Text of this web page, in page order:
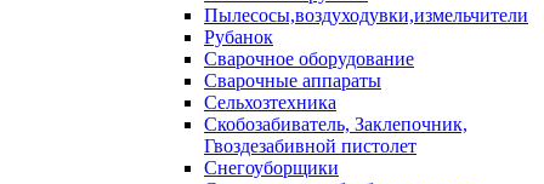
Пылесосы,воздуходувки,измельчители
Рубанок
Сварочное оборудование
Сварочные аппараты
Сельхозтехника
Скобозабиватель, Заклепочник,
Гвоздезабивной пистолет
Снегоуборщики